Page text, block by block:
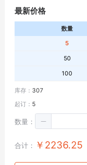
最新价格
数量
5
50
100
库存： 307
起订： 5
数量：
合计： ￥2236.25